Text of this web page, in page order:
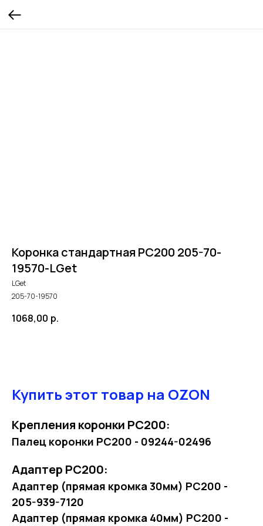
Коронка стандартная PC200 205-70-
19570-LGet
LGet
205-70-19570
1068,00 р.
Купить этот товар на OZON
Крепления коронки PC200:
Палец коронки PC200 - 09244-02496
Адаптер PC200:
Адаптер (прямая кромка 30мм) PC200 -
205-939-7120
Адаптер (прямая кромка 40мм) PC200 -